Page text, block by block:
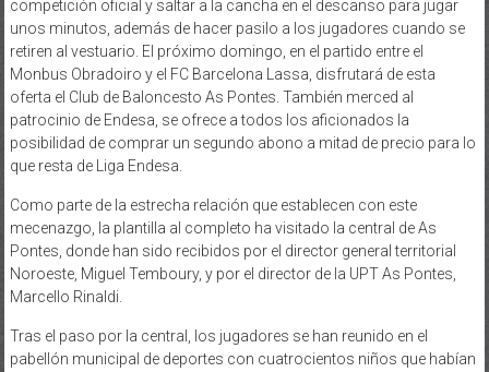
competición oficial y saltar a la cancha en el descanso para jugar
unos minutos, además de hacer pasilo a los jugadores cuando se
retiren al vestuario. El próximo domingo, en el partido entre el
Monbus Obradoiro y el FC Barcelona Lassa, disfrutará de esta
oferta el Club de Baloncesto As Pontes. También merced al
patrocinio de Endesa, se ofrece a todos los aficionados la
posibilidad de comprar un segundo abono a mitad de precio para lo
que resta de Liga Endesa.
Como parte de la estrecha relación que establecen con este
mecenazgo, la plantilla al completo ha visitado la central de As
Pontes, donde han sido recibidos por el director general territorial
Noroeste, Miguel Temboury, y por el director de la UPT As Pontes,
Marcello Rinaldi.
Tras el paso por la central, los jugadores se han reunido en el
pabellón municipal de deportes con cuatrocientos niños que habían